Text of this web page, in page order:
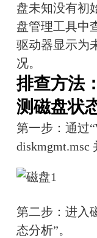
盘未知没有初
盘管理工具中
驱动器显示为
况。
排查方法
测磁盘状
第一步：通过
diskmgmt.msc
第二步：进入
态分析”。